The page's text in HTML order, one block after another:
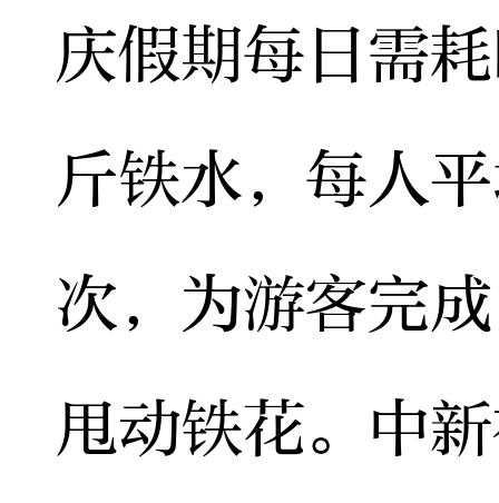
庆假期每日需
斤铁水，每人
次，为游客完
甩动铁花。中